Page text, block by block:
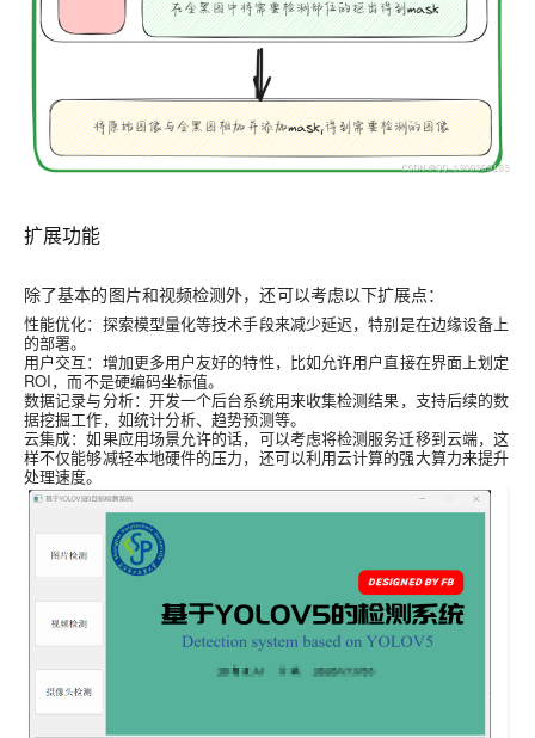
扩展功能
除了基本的图片和视频检测外，还可以考虑以下扩展点：
性能优化：探索模型量化等技术手段来减少延迟，特别是在边缘设备上
的部署。
用户交互：增加更多用户友好的特性，比如允许用户直接在界面上划定
ROI，而不是硬编码坐标值。
数据记录与分析：开发一个后台系统用来收集检测结果，支持后续的数
据挖掘工作，如统计分析、趋势预测等。
云集成：如果应用场景允许的话，可以考虑将检测服务迁移到云端，这
样不仅能够减轻本地硬件的压力，还可以利用云计算的强大算力来提升
处理速度。